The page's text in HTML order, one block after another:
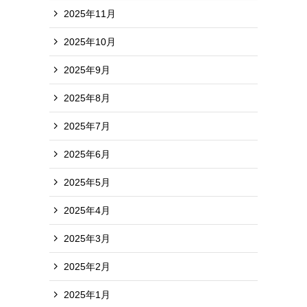
2025年11月
2025年10月
2025年9月
2025年8月
2025年7月
2025年6月
2025年5月
2025年4月
2025年3月
2025年2月
2025年1月